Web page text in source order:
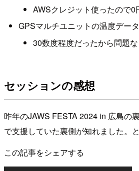
AWSクレジット使ったので0
GPSマルチユニットの温度データ
30数度程度だったから問題
セッションの感想
昨年のJAWS FESTA 2024 in 広島の
で支援していた裏側が知れました。
この記事をシェアする